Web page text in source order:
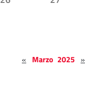
« Marzo 2025 »